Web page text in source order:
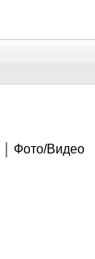
Фото/Видео